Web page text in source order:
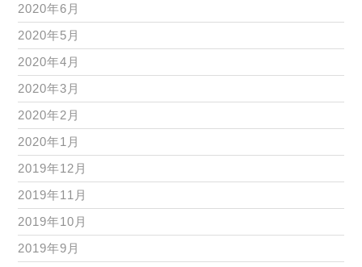
2020年6月
2020年5月
2020年4月
2020年3月
2020年2月
2020年1月
2019年12月
2019年11月
2019年10月
2019年9月